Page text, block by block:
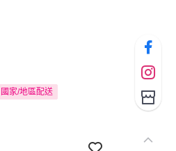
國家/地區配送